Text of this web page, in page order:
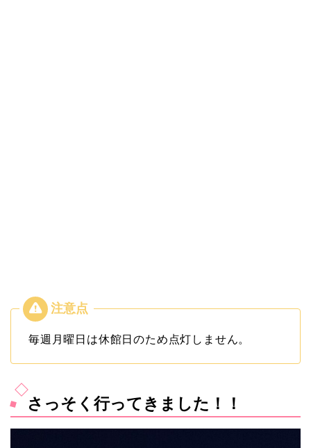
毎週月曜日は休館日のため点灯しません。
さっそく行ってきました！！